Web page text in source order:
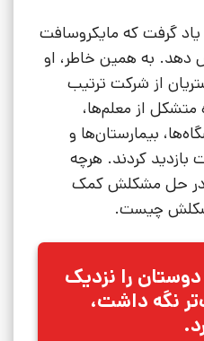
یاد گرفت که مایکروسافت
دهد. به همین خاطر، او
از شرکت ترتیب
متشکل از معلم‌ها،
بیمارستان‌ها و
کردند. هرچه
در حل مشکلش کمک
مشکلش چیست.
دوستان را نزدیک
نگه داشت،